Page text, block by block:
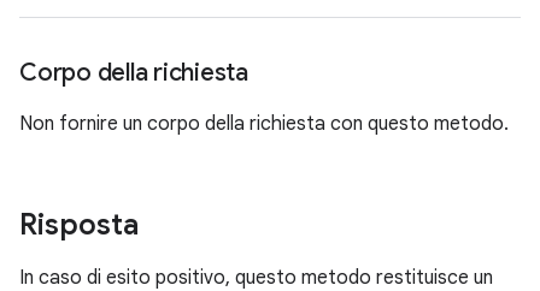
Corpo della richiesta
Non fornire un corpo della richiesta con questo metodo.
Risposta
In caso di esito positivo, questo metodo restituisce un